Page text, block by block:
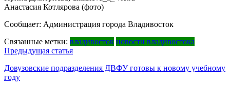
Анастасия Котлярова (фото)
Сообщает: Администрация города Владивосток
Связанные метки: владивосток новости владивостока
Навигация
по
записям
Предыдущая статья
Довузовские подразделения ДВФУ готовы к новому учебному
году